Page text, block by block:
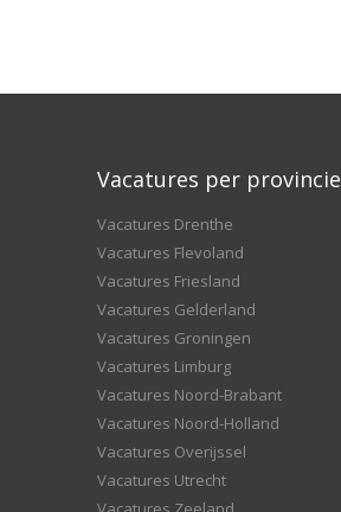
Vacatures per provincie
Vacatures Drenthe
Vacatures Flevoland
Vacatures Friesland
Vacatures Gelderland
Vacatures Groningen
Vacatures Limburg
Vacatures Noord-Brabant
Vacatures Noord-Holland
Vacatures Overijssel
Vacatures Utrecht